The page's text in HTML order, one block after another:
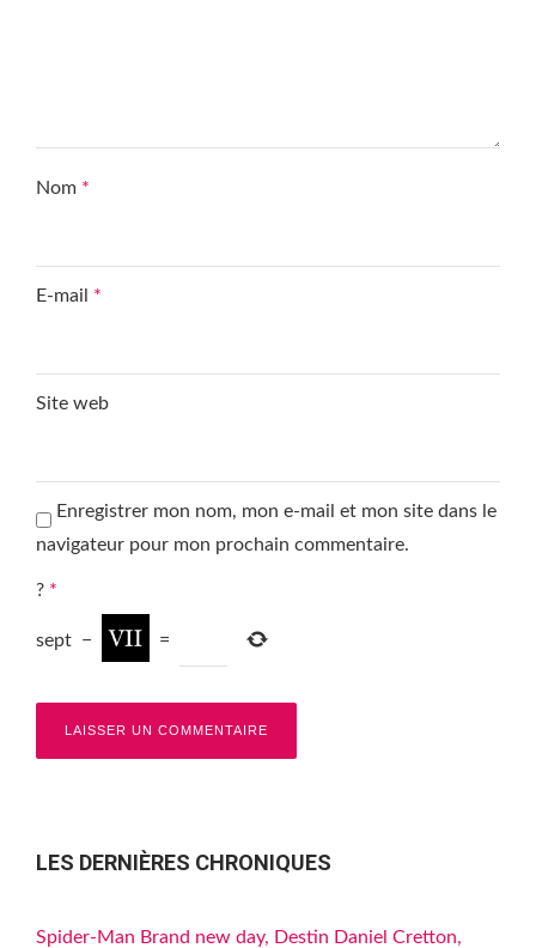
Nom *
E-mail *
Site web
Enregistrer mon nom, mon e-mail et mon site dans le
navigateur pour mon prochain commentaire.
? *
sept − =
LES DERNIÈRES CHRONIQUES
Spider-Man Brand new day, Destin Daniel Cretton,